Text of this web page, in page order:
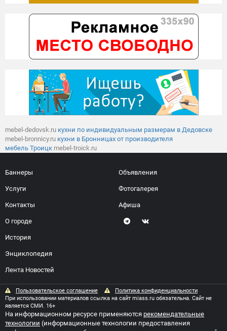
mebel-dedovsk.ru кухни по индивидуальным размерам в Дедовске
mebel-bronnicy.ru кухни в Бронницах от производителя
мебель Троицк mebel-troick.ru
Баннеры
Услуги
Контакты
О городе
История
Энциклопедия
Лента Новостей
Объявления
Фотогалерея
Афиша
Пользовательское соглашение
Политика конфиденциальности
При использовании материалов ссылка на сайт miass.ru обязательна. Сайт не
является СМИ. 16+
На информационном ресурсе применяются рекомендательные
технологии (информационные технологии предоставления